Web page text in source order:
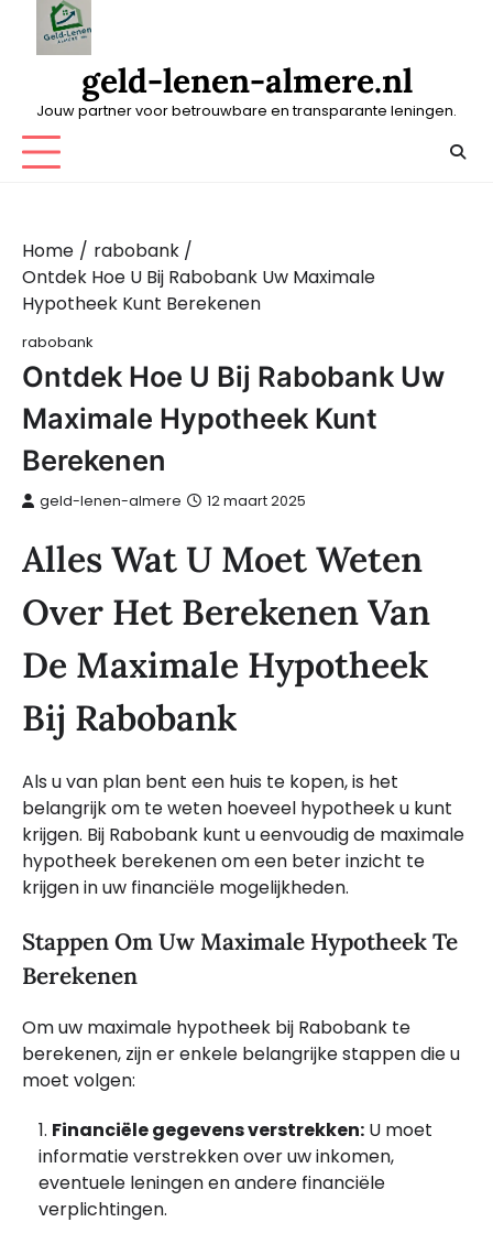
geld-lenen-almere.nl
Jouw partner voor betrouwbare en transparante leningen.
Home
rabobank
Ontdek Hoe U Bij Rabobank Uw Maximale
Hypotheek Kunt Berekenen
rabobank
Ontdek Hoe U Bij Rabobank Uw
Maximale Hypotheek Kunt
Berekenen
geld-lenen-almere 12 maart 2025
Alles Wat U Moet Weten
Over Het Berekenen Van
De Maximale Hypotheek
Bij Rabobank
Als u van plan bent een huis te kopen, is het
belangrijk om te weten hoeveel hypotheek u kunt
krijgen. Bij Rabobank kunt u eenvoudig de maximale
hypotheek berekenen om een beter inzicht te
krijgen in uw financiële mogelijkheden.
Stappen Om Uw Maximale Hypotheek Te
Berekenen
Om uw maximale hypotheek bij Rabobank te
berekenen, zijn er enkele belangrijke stappen die u
moet volgen:
Financiële gegevens verstrekken: U moet
informatie verstrekken over uw inkomen,
eventuele leningen en andere financiële
verplichtingen.